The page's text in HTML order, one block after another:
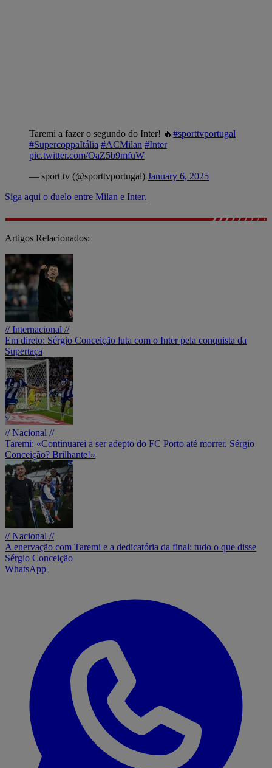
Taremi a fazer o segundo do Inter! 🔥#sporttvportugal
#SupercoppaItália #ACMilan #Inter
pic.twitter.com/OaZ5b9mfuW
— sport tv (@sporttvportugal) January 6, 2025
Siga aqui o duelo entre Milan e Inter.
Artigos Relacionados:
// Internacional //
Em direto: Sérgio Conceição luta com o Inter pela conquista da
Supertaça
// Nacional //
Taremi: «Continuarei a ser adepto do FC Porto até morrer. Sérgio
Conceição? Brilhante!»
// Nacional //
A enervação com Taremi e a dedicatória da final: tudo o que disse
Sérgio Conceição
WhatsApp